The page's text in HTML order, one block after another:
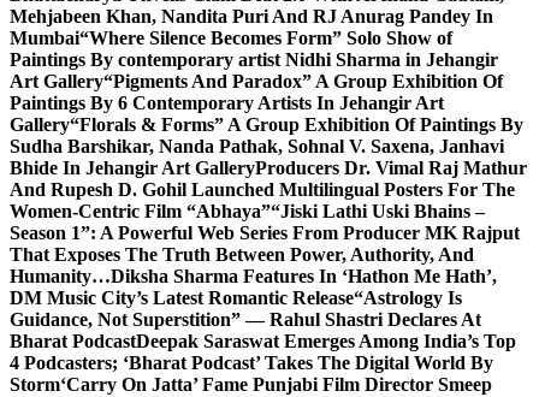
Mehjabeen Khan, Nandita Puri And RJ Anurag Pandey In
Mumbai“Where Silence Becomes Form” Solo Show of
Paintings By contemporary artist Nidhi Sharma in Jehangir
Art Gallery“Pigments And Paradox” A Group Exhibition Of
Paintings By 6 Contemporary Artists In Jehangir Art
Gallery“Florals & Forms” A Group Exhibition Of Paintings By
Sudha Barshikar, Nanda Pathak, Sohnal V. Saxena, Janhavi
Bhide In Jehangir Art GalleryProducers Dr. Vimal Raj Mathur
And Rupesh D. Gohil Launched Multilingual Posters For The
Women-Centric Film “Abhaya”“Jiski Lathi Uski Bhains –
Season 1”: A Powerful Web Series From Producer MK Rajput
That Exposes The Truth Between Power, Authority, And
Humanity…Diksha Sharma Features In ‘Hathon Me Hath’,
DM Music City’s Latest Romantic Release“Astrology Is
Guidance, Not Superstition” — Rahul Shastri Declares At
Bharat PodcastDeepak Saraswat Emerges Among India’s Top
4 Podcasters; ‘Bharat Podcast’ Takes The Digital World By
Storm‘Carry On Jatta’ Fame Punjabi Film Director Smeep